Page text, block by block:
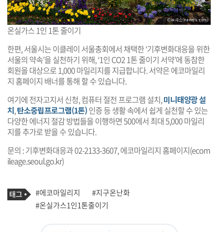
온실가스 1인 1톤 줄이기
한편, 서울시는 이클레이 서울총회에서 채택한 ‘기후변화대응을 위한
서울의 약속’을 실천하기 위해, ‘1인 CO2 1톤 줄이기 서약’에 동참한
회원을 대상으로 1,000 마일리지를 지급합니다. 서약은 에코마일리
지 홈페이지 배너를 통해 할 수 있습니다.
여기에 전자고지서 신청, 컴퓨터 절전 프로그램 설치,미니태양광 설
치,탄소중립프로그램(1톤)인증 등 생활 속에서 쉽게 실천할 수 있는
다양한 에너지 절감 방법들을 이행하면 500에서 최대 5,000 마일리
지를 추가로 받을 수 있습니다.
문의 : 기후변화대응과 02-2133-3607, 에코마일리지 홈페이지(ecom
ileage.seoul.go.kr)
기
사
관
련
태
그
#에코마일리지
#지구온난화
#온실가스1인1톤줄이기